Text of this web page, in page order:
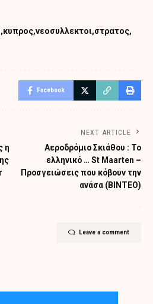
κυπρος νεοσυλλεκτοι στρατος
Facebook
η
NEXT ARTICLE
Αεροδρόμιο Σκιάθου : Το
ελληνικό … St Maarten –
Προσγειώσεις που κόβουν την
ανάσα (ΒΙΝΤΕΟ)
Leave a comment